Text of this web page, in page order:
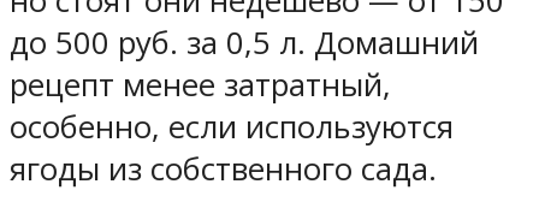
до 500 руб. за 0,5 л. Домашний
рецепт менее затратный,
особенно, если используются
ягоды из собственного сада.